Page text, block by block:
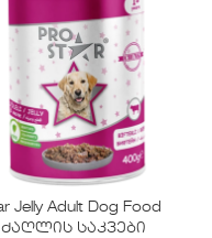
Jelly Adult Dog Food
ძაღლის საკვები